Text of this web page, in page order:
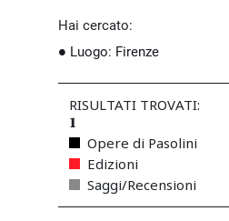
Hai cercato:
Luogo: Firenze
RISULTATI TROVATI:
1
Opere di Pasolini
Edizioni
Saggi/Recensioni